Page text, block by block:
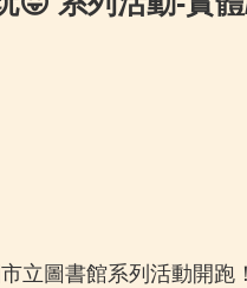
立圖書館系列活動開跑！